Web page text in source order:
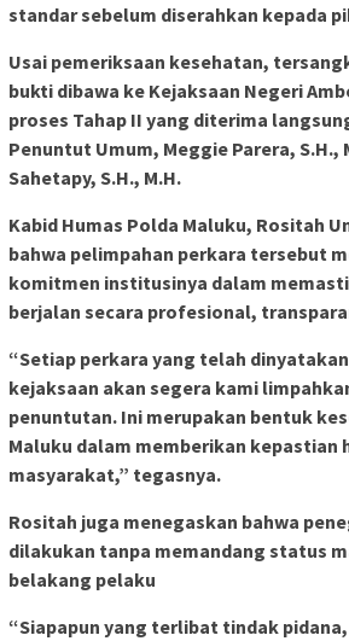
standar sebelum diserahkan kepada
Usai pemeriksaan kesehatan,
bukti dibawa ke Kejaksaan Negeri
proses Tahap II yang diterima
Penuntut Umum, Meggie Parera, S.H.,
Sahetapy, S.H., M.H.
Kabid Humas Polda Maluku, Rositah
bahwa pelimpahan perkara tersebut
komitmen institusinya dalam
berjalan secara profesional,
“Setiap perkara yang telah
kejaksaan akan segera kami
penuntutan. Ini merupakan bentuk
Maluku dalam memberikan kepastian
masyarakat,” tegasnya.
Rositah juga menegaskan bahwa
dilakukan tanpa memandang status
belakang pelaku
“Siapapun yang terlibat tindak